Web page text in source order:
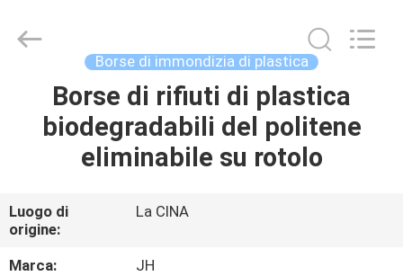
CASA
PRODOTTI
CIRCA
NOI
Material
Borse di immondizia di plastica
Borse di rifiuti di plastica
biodegradabili del politene
eliminabile su rotolo
Luogo di
origine:
La CINA
Marca:
JH